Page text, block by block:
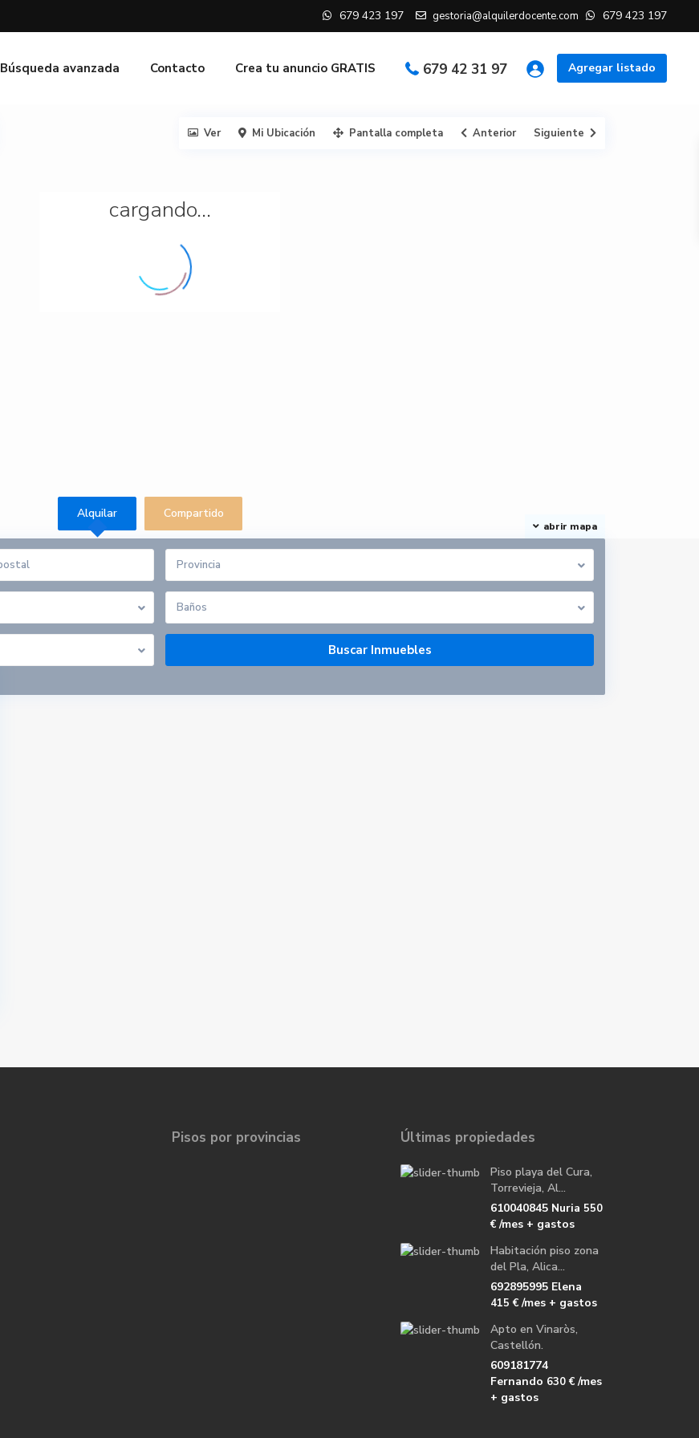
679 423 197 gestoria@alquilerdocente.com 679 423 197
Agregar listado
679 42 31 97
Búsqueda avanzada Contacto Crea tu anuncio GRATIS
cargando...
abrir mapa
Ver Mi Ubicación Pantalla completa Anterior Siguiente
Alquilar Compartido
Provincia
Baños
Pisos por provincias Últimas propiedades
Piso playa del Cura,
Torrevieja, Al...
610040845 Nuria 550
€/mes + gastos
Habitación piso zona
del Pla, Alica...
692895995 Elena
415 €/mes + gastos
Apto en Vinaròs,
Castellón.
609181774
Fernando 630 €/mes
+ gastos